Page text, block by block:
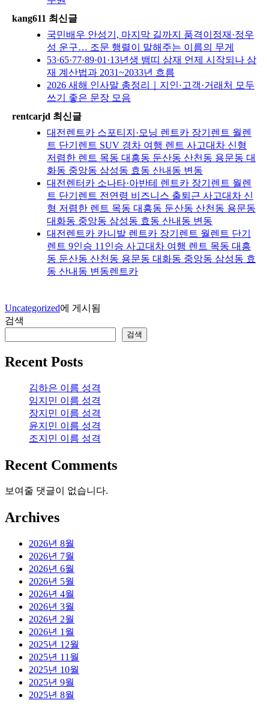
kang611 최신글
국민배우 안성기, 마지막 길까지 품격이정재·정우
성 운구… 조문 행렬이 말해주는 이름의 무게
53·65·77·89·01·13년생 뱀띠 삼재 언제 시작되나 삼
재 계산법과 2031~2033년 흐름
2026 새해 인사말 총정리｜지인·고객·거래처 모두
쓰기 좋은 문장 모음
rentcarjd 최신글
대전렌트카 스포티지·모닝 렌트카 장기렌트 월렌
트 단기렌트 SUV 경차 여행 렌트 사고대차 신형
저렴한 렌트 목동 대흥동 둔산동 산천동 용문동 대
화동 중앙동 삼성동 효동 산내동 변동
대전렌터카 소나타·아반테 렌트카 장기렌트 월렌
트 단기렌트 전연령 비즈니스 출퇴근 사고대차 신
형 저렴한 렌트 목동 대흥동 둔산동 산천동 용문동
대화동 중앙동 삼성동 효동 산내동 변동
대전렌트카 카니발 렌트카 장기렌트 월렌트 단기
렌트 9인승 11인승 사고대차 여행 렌트 목동 대흥
동 둔산동 산천동 용문동 대화동 중앙동 삼성동 효
동 산내동 변동렌트카
Uncategorized에 게시됨
검색
검색
Recent Posts
김하은 이름 성격
임지민 이름 성격
장지민 이름 성격
윤지민 이름 성격
조지민 이름 성격
Recent Comments
보여줄 댓글이 없습니다.
Archives
2026년 8월
2026년 7월
2026년 6월
2026년 5월
2026년 4월
2026년 3월
2026년 2월
2026년 1월
2025년 12월
2025년 11월
2025년 10월
2025년 9월
2025년 8월